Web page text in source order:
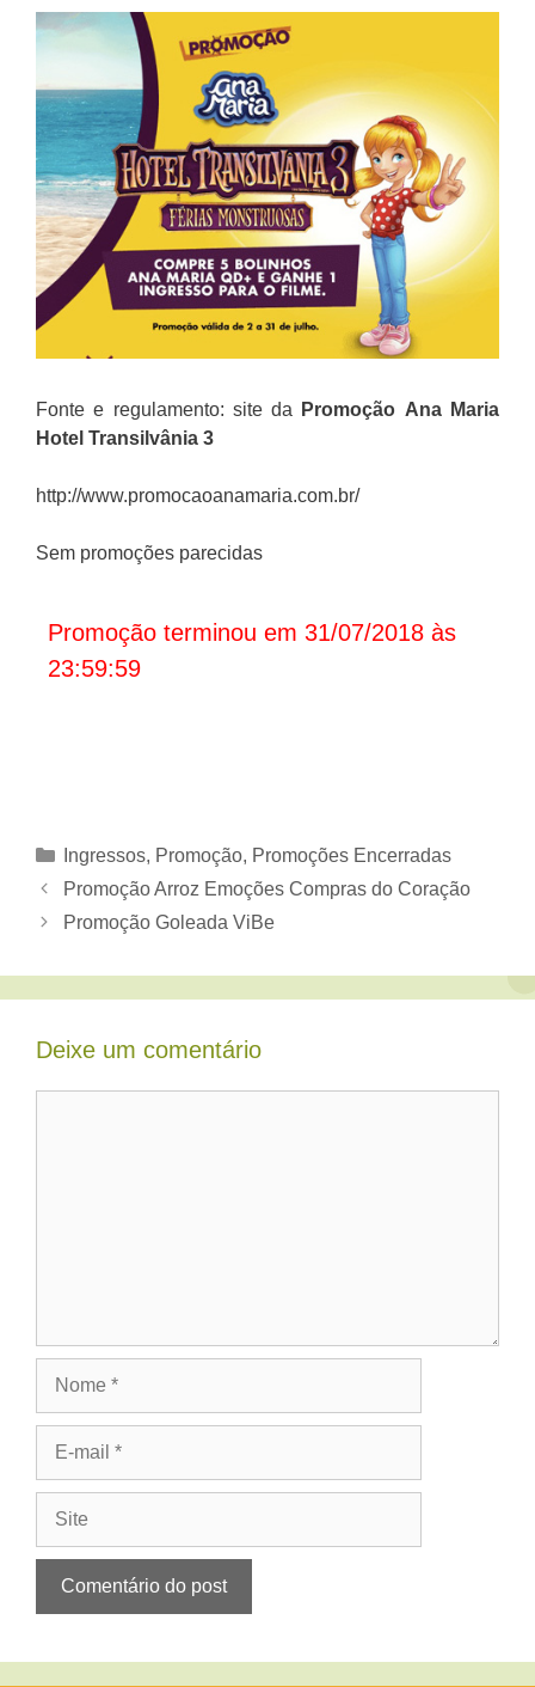
Fonte e regulamento: site da Promoção Ana Maria
Hotel Transilvânia 3
http://www.promocaoanamaria.com.br/
Sem promoções parecidas
Promoção terminou em 31/07/2018 às
23:59:59
Categorias
Ingressos, Promoção, Promoções Encerradas
Promoção Arroz Emoções Compras do Coração
Promoção Goleada ViBe
Deixe um comentário